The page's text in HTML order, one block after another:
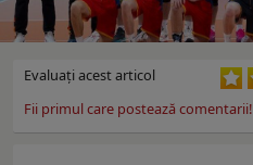
Evaluaţi acest articol
Fii primul care postează comentarii!